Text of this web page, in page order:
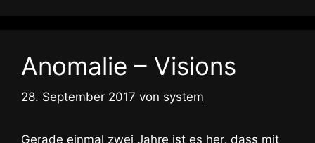
Anomalie – Visions
28. September 2017 von system
Gerade einmal zwei Jahre ist es her, dass mit